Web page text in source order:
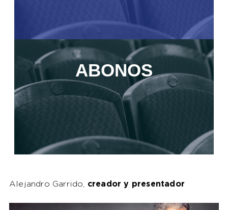
ABONOS
Alejandro Garrido, creador y presentador